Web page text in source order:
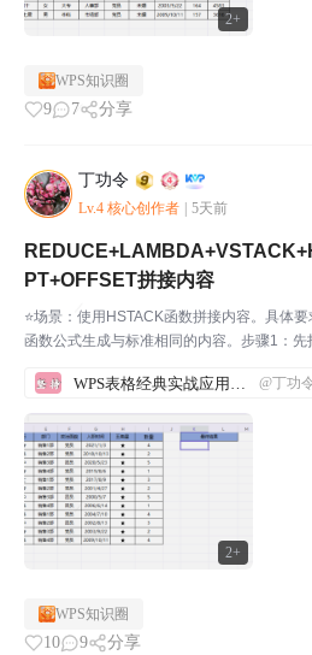
2+
WPS知识圈
9 7 分享
丁功令
Lv.4 核心创作者 5天前
2+
PT+OFFSET拼接内容
⭐场景：使用HSTACK函数拼接内容。具体
函数公式生成与标准相同的内容。步骤1：
函数。步骤2：在K2单元格输入公式，如下所
@丁功
WPS知识圈
10 9 分享